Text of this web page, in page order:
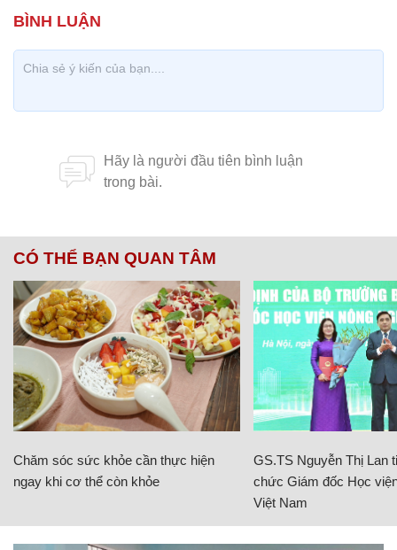
CÓ THỂ BẠN QUAN TÂM
Chăm sóc sức khỏe cần thực hiện
ngay khi cơ thể còn khỏe
GS.TS Nguyễn Thị Lan
chức Giám đốc Học
Việt Nam